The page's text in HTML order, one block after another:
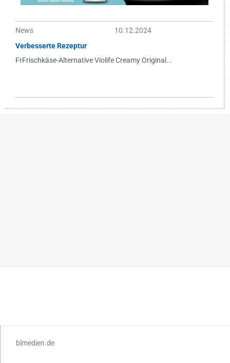
News
10.12.2024
Verbesserte Rezeptur
FrFrischkäse-Alternative Violife Creamy Original...
blmedien.de